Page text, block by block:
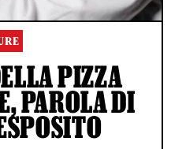
PIZZA
PAROLA DI